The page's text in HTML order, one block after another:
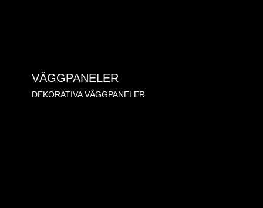
VÄGGPANELER
DEKORATIVA VÄGGPANELER